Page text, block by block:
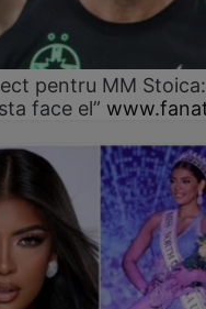
pentru MM Stoica:
face el”